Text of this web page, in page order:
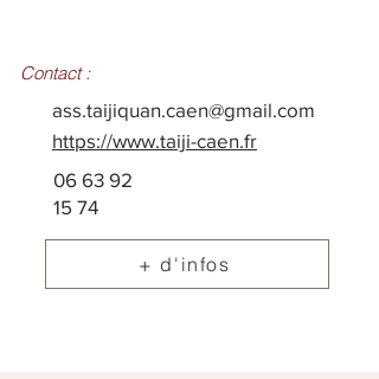
Contact :
ass.taijiquan.caen@gmail.com
https://www.taiji-caen.fr
06 63 92
15 74
+ d'infos